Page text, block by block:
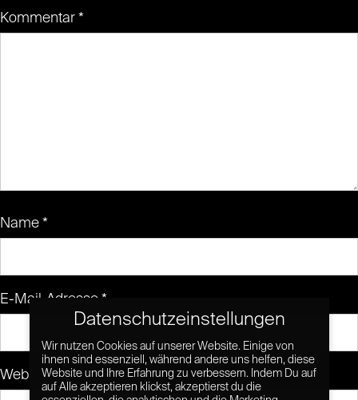
Kommentar *
Name *
E-Mail-Adresse *
Website
Datenschutzeinstellungen
Wir nutzen Cookies auf unserer Website. Einige von
ihnen sind essenziell, während andere uns helfen, diese
Website und Ihre Erfahrung zu verbessern. Indem Du auf
auf Alle akzeptieren klickst, akzeptierst du die